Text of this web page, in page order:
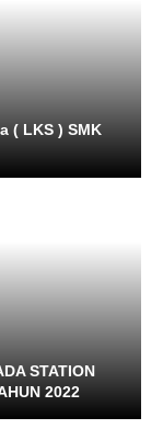
( LKS ) SMK
STATION
2022